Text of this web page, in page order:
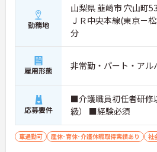
勤務地
山梨県 韮崎市 穴山町
ＪＲ中央本線(東京－
分
雇用形態 非常勤・パート・アル
応募要件
■介護職員初任者研修
級） ■経験必須
車通勤可 産休･育休･介護休暇取得実績あり 社